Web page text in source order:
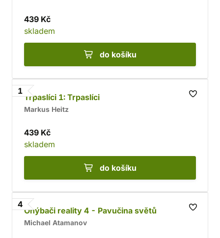
439 Kč
skladem
do košíku
1
Trpaslíci 1: Trpaslíci
Markus Heitz
439 Kč
skladem
do košíku
4
Ohýbači reality 4 - Pavučina světů
Michael Atamanov